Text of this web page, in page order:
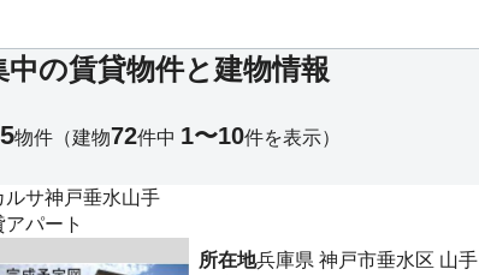
の賃貸物件と建物情報
ルサ神戸垂水山手
アパート
所在地兵庫県 神戸市垂水区 山手
物件 （建物72件中 1〜10件を表示）